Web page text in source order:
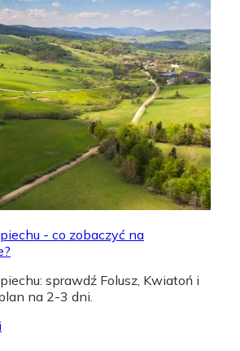
- co zobaczyć na
sprawdź Folusz, Kwiatoń i
na 2-3 dni.